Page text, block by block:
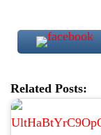
Related Posts: